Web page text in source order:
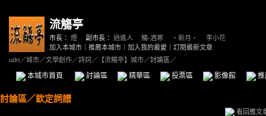
流觴亭
市長： 煙 副市長： 逍遙人 觴-酒寒 ‧新月‧
李小花
加入本城市
推薦本城市 加入我的最愛
訂閱最新文章
udn／城市／文學創作／詩詞 ／ 【流觴亭】城市／討論區／
本城市首頁 討論區 精華區 投票區 影像館
討論區／欽定詞譜
看回應文